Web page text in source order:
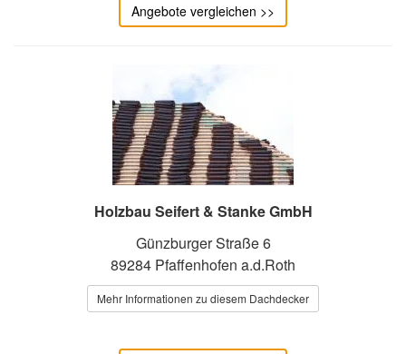
Angebote vergleichen >>
Holzbau Seifert & Stanke GmbH
Günzburger Straße 6
89284 Pfaffenhofen a.d.Roth
Mehr Informationen zu diesem Dachdecker